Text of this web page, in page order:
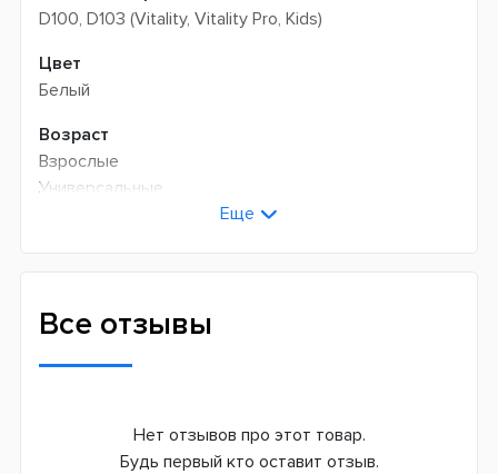
D100, D103 (Vitality, Vitality Pro, Kids)
Цвет
Белый
Возраст
Взрослые
Универсальные
7600
Режимов чистки
Сменная насадка
Еще
Все отзывы
Нет отзывов про этот товар.
Будь первый кто оставит отзыв.